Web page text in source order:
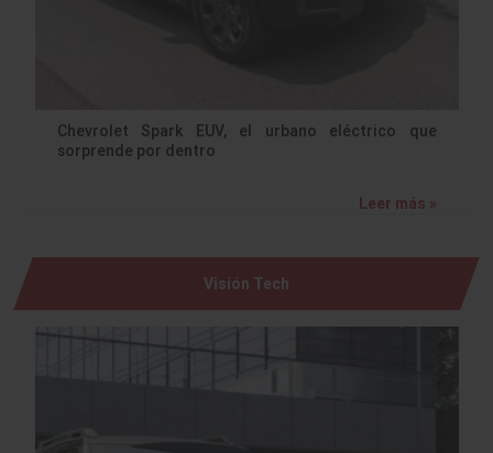
Chevrolet Spark EUV, el urbano eléctrico que
sorprende por dentro
Leer más »
Visión Tech